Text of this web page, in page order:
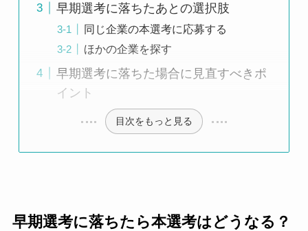
早期選考に落ちたあとの選択肢
同じ企業の本選考に応募する
ほかの企業を探す
早期選考に落ちた場合に見直すべきポ
イント
目次をもっと見る
早期選考に落ちたら本選考はどうなる？